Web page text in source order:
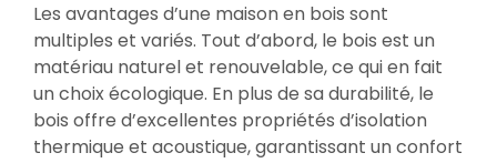
Les avantages d’une maison en bois sont
multiples et variés. Tout d’abord, le bois est un
matériau naturel et renouvelable, ce qui en fait
un choix écologique. En plus de sa durabilité, le
bois offre d’excellentes propriétés d’isolation
thermique et acoustique, garantissant un confort